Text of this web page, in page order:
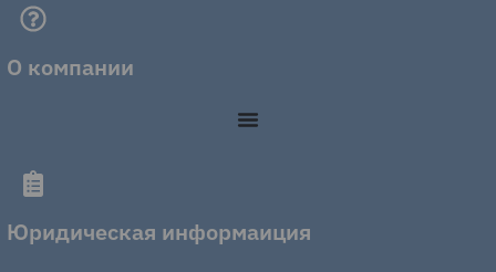
О компании
Юридическая информаиция